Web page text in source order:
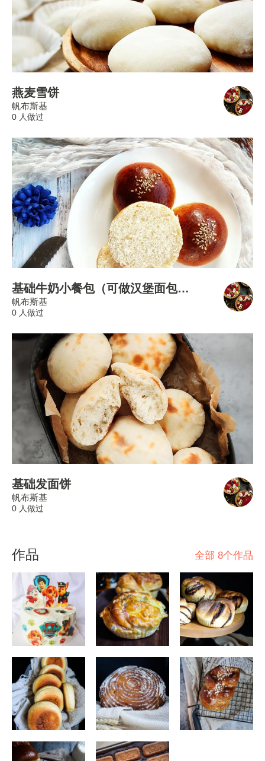
燕麦雪饼
帆布斯基
0 人做过
基础牛奶小餐包（可做汉堡面包胚）
帆布斯基
0 人做过
基础发面饼
帆布斯基
0 人做过
作品 全部 8个作品